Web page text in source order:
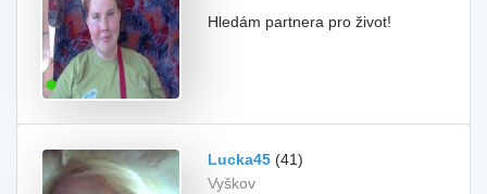
Hledám partnera pro život!
Lucka45 (41)
Vyškov